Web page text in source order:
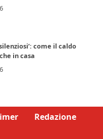
come il caldo
in casa
Redazione